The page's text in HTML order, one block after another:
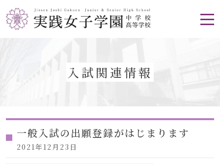
入試関連情報
一般入試の出願登録がはじまります
2021年12月23日